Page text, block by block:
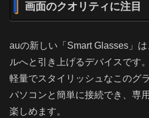
画面のクオリティに注目
auの新しい「Smart Glasses」
ルへと引き上げるデバイスです。
軽量でスタイリッシュなこのグ
パソコンと簡単に接続でき、専
楽しめます。